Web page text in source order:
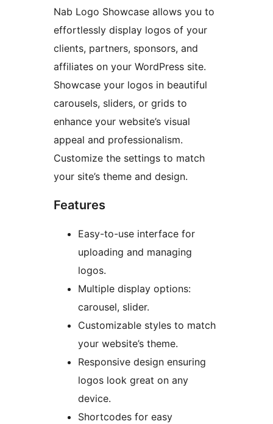
Nab Logo Showcase allows you to
effortlessly display logos of your
clients, partners, sponsors, and
affiliates on your WordPress site.
Showcase your logos in beautiful
carousels, sliders, or grids to
enhance your website’s visual
appeal and professionalism.
Customize the settings to match
your site’s theme and design.
Features
Easy-to-use interface for
uploading and managing
logos.
Multiple display options:
carousel, slider.
Customizable styles to match
your website’s theme.
Responsive design ensuring
logos look great on any
device.
Shortcodes for easy